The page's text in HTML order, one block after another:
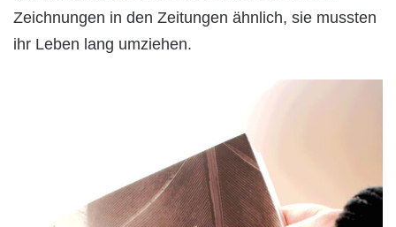
Zeichnungen in den Zeitungen ähnlich, sie mussten
ihr Leben lang umziehen.